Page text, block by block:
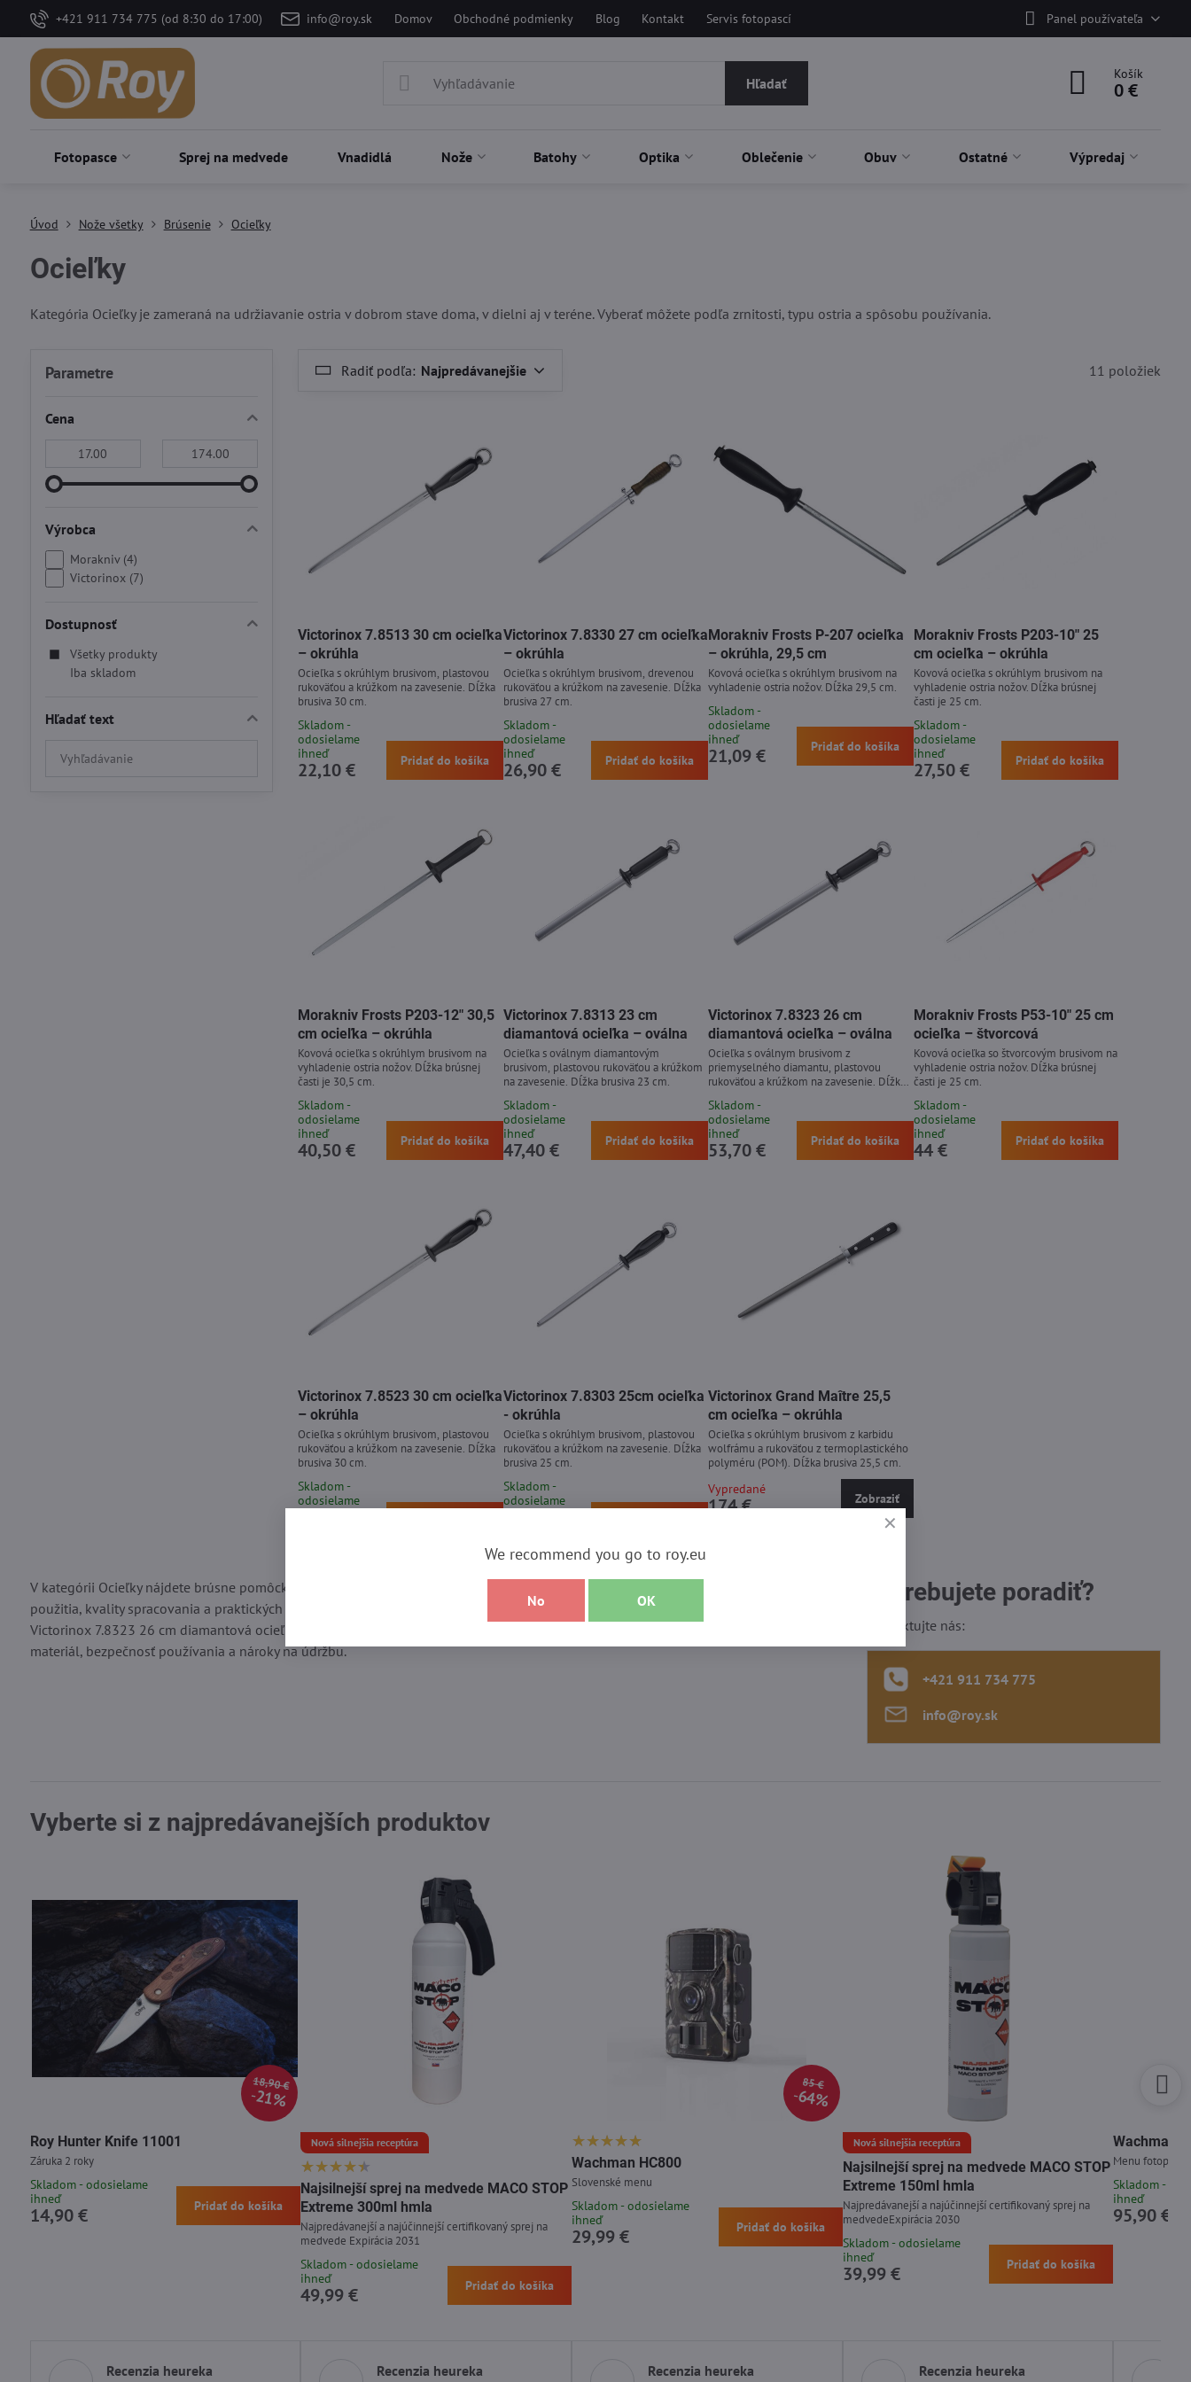
+421 911 734 775 (od 8:30 do 17:00) info@roy.sk Domov Obchodné podmienky Blog Kontakt Servis fotopascí Panel používateľa
Hľadať
Košík
0 €
Fotopasce Sprej na medvede Vnadidlá Nože Batohy Optika Oblečenie Obuv Ostatné Výpredaj
Úvod Nože všetky Brúsenie Ocieľky
Ocieľky
Kategória Ocieľky je zameraná na udržiavanie ostria v dobrom stave doma, v dielni aj v teréne. Vyberať môžete podľa zrnitosti, typu ostria a spôsobu používania.
Radiť podľa: Najpredávanejšie 11 položiek
Victorinox 7.8513 30 cm ocieľka
– okrúhla
Ocieľka s okrúhlym brusivom, plastovou
rukoväťou a krúžkom na zavesenie. Dĺžka
brusiva 30 cm.
Skladom -
odosielame
ihneď
22,10 € Pridať do košíka
Victorinox 7.8330 27 cm ocieľka
– okrúhla
Ocieľka s okrúhlym brusivom, drevenou
rukoväťou a krúžkom na zavesenie. Dĺžka
brusiva 27 cm.
Skladom -
odosielame
ihneď
26,90 € Pridať do košíka
Morakniv Frosts P-207 ocieľka
– okrúhla, 29,5 cm
Kovová ocieľka s okrúhlym brusivom na
vyhladenie ostria nožov. Dĺžka 29,5 cm.
Skladom -
odosielame
ihneď
21,09 € Pridať do košíka
Morakniv Frosts P203-10" 25
cm ocieľka – okrúhla
Kovová ocieľka s okrúhlym brusivom na
vyhladenie ostria nožov. Dĺžka brúsnej
časti je 25 cm.
Skladom -
odosielame
ihneď
27,50 € Pridať do košíka
Morakniv Frosts P203-12" 30,5
cm ocieľka – okrúhla
Kovová ocieľka s okrúhlym brusivom na
vyhladenie ostria nožov. Dĺžka brúsnej
časti je 30,5 cm.
Skladom -
odosielame
ihneď
40,50 € Pridať do košíka
Victorinox 7.8313 23 cm
diamantová ocieľka – oválna
Ocieľka s oválnym diamantovým
brusivom, plastovou rukoväťou a krúžkom
na zavesenie. Dĺžka brusiva 23 cm.
Skladom -
odosielame
ihneď
47,40 € Pridať do košíka
Victorinox 7.8323 26 cm
diamantová ocieľka – oválna
Ocieľka s oválnym brusivom z
priemyselného diamantu, plastovou
rukoväťou a krúžkom na zavesenie. Dĺžka
Skladom -
odosielame
ihneď
53,70 € Pridať do košíka
Morakniv Frosts P53-10" 25 cm
ocieľka – štvorcová
Kovová ocieľka so štvorcovým brusivom na
vyhladenie ostria nožov. Dĺžka brúsnej
časti je 25 cm.
Skladom -
odosielame
ihneď
44 € Pridať do košíka
Victorinox 7.8523 30 cm ocieľka
– okrúhla
Ocieľka s okrúhlym brusivom, plastovou
rukoväťou a krúžkom na zavesenie. Dĺžka
brusiva 30 cm.
Skladom -
odosielame
Victorinox 7.8303 25cm ocieľka
- okrúhla
Ocieľka s okrúhlym brusivom, plastovou
rukoväťou a krúžkom na zavesenie. Dĺžka
brusiva 25 cm.
Skladom -
odosielame
Victorinox Grand Maître 25,5
cm ocieľka – okrúhla
Ocieľka s okrúhlym brusivom z karbidu
wolfrámu a rukoväťou z termoplastického
polyméru (POM). Dĺžka brusiva 25,5 cm.
Vypredané
174 € Zobraziť
Parametre
Cena
Výrobca
Morakniv (4)
Victorinox (7)
Dostupnosť
Všetky produkty
Iba skladom
Hľadať text
Prehľadať
výsledky
V kategórii Ocieľky nájdete brúsne pomôcky a príslušenstvo na údržbu nožov pre zákazníkov, ktorí chcú vyberať podľa reálneho
použitia, kvality spracovania a praktických parametrov. Nájdete tu napríklad Victorinox 7.8313 23 cm diamantová ocieľka – oválna,
Victorinox 7.8323 26 cm diamantová ocieľka – oválna, Victorinox 7.8513 30 cm ocieľka – okrúhla. Pri výbere porovnajte účel, rozmery,
materiál, bezpečnosť používania a nároky na údržbu.
Potrebujete poradiť?
Kontaktujte nás:
+421 911 734 775
info​@roy​.sk
Vyberte si z najpredávanejších produktov
18,90 €
21%
Roy Hunter Knife 11001
Záruka 2 roky
Skladom - odosielame
ihneď
14,90 € Pridať do košíka
Nová silnejšia receptúra
Najsilnejší sprej na medvede MACO STOP
Extreme 300ml hmla
Najpredávanejší a najúčinnejší certifikovaný sprej na
medvede Expirácia 2031
Skladom - odosielame
ihneď
49,99 € Pridať do košíka
85 €
64%
Wachman HC800
Slovenské menu
Skladom - odosielame
ihneď
29,99 € Pridať do košíka
Nová silnejšia receptúra
Najsilnejší sprej na medvede MACO STOP
Extreme 150ml hmla
Najpredávanejší a najúčinnejší certifikovaný sprej na
medvedeExpirácia 2030
Skladom - odosielame
ihneď
39,99 € Pridať do košíka
Wachman
Menu
Skladom -
ihneď
95,90 €
Recenzia heureka
Recenzia heureka
Recenzia heureka
Recenzia heureka
We recommend you go to roy.eu
No OK